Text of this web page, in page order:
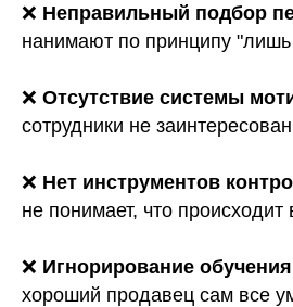
❌ Неправильный подбор
нанимают по принципу
❌ Отсутствие системы
сотрудники не
❌ Нет инструментов
не понимает, что происходит
❌ Игнорирование обучения
хороший продавец сам все